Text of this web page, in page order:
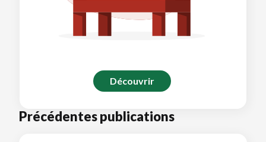
Découvrir
Précédentes publications